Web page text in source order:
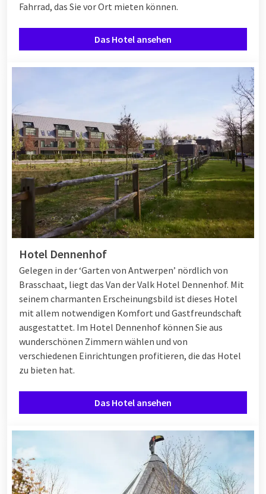
Fahrrad, das Sie vor Ort mieten können.
Das Hotel ansehen
Hotel Dennenhof
Gelegen in der ‘Garten von Antwerpen’ nördlich von
Brasschaat, liegt das Van der Valk Hotel Dennenhof. Mit
seinem charmanten Erscheinungsbild ist dieses Hotel
mit allem notwendigen Komfort und Gastfreundschaft
ausgestattet. Im Hotel Dennenhof können Sie aus
wunderschönen Zimmern wählen und von
verschiedenen Einrichtungen profitieren, die das Hotel
zu bieten hat.
Das Hotel ansehen